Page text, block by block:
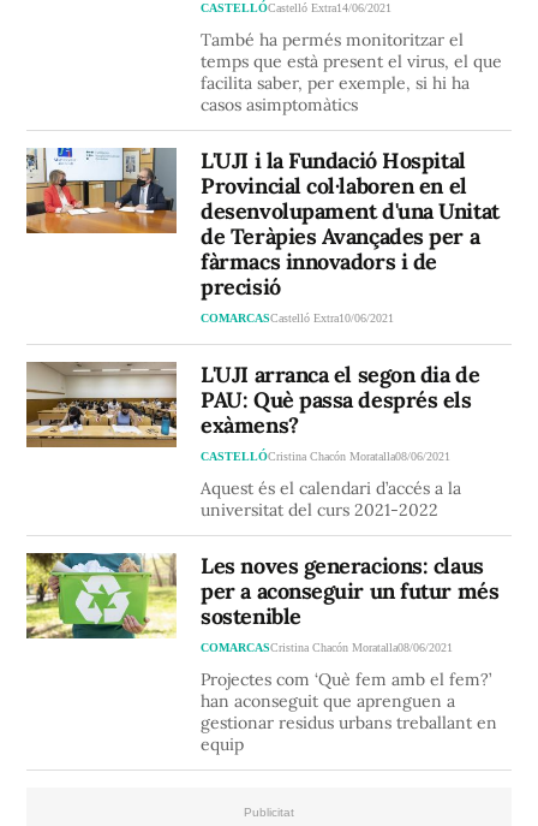
CASTELLÓCastelló Extra14/06/2021
També ha permés monitoritzar el
temps que està present el virus, el que
facilita saber, per exemple, si hi ha
casos asimptomàtics
L'UJI i la Fundació Hospital
Provincial col·laboren en el
desenvolupament d'una Unitat
de Teràpies Avançades per a
fàrmacs innovadors i de
precisió
COMARCASCastelló Extra10/06/2021
L'UJI arranca el segon dia de
PAU: Què passa després els
exàmens?
CASTELLÓCristina Chacón Moratalla08/06/2021
Aquest és el calendari d’accés a la
universitat del curs 2021-2022
Les noves generacions: claus
per a aconseguir un futur més
sostenible
COMARCASCristina Chacón Moratalla08/06/2021
Projectes com ‘Què fem amb el fem?’
han aconseguit que aprenguen a
gestionar residus urbans treballant en
equip